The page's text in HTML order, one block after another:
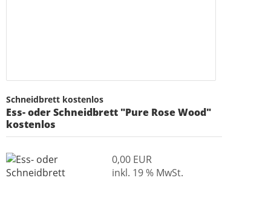
Schneidbrett kostenlos
Ess- oder Schneidbrett "Pure Rose Wood"
kostenlos
0,00 EUR
inkl. 19 % MwSt.